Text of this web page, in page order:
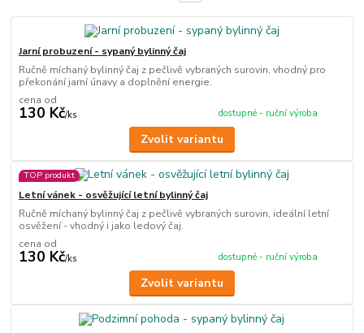
Jarní probuzení - sypaný bylinný čaj
Ručně míchaný bylinný čaj z pečlivě vybraných surovin, vhodný pro
překonání jarní únavy a doplnění energie.
cena od
130 Kč/ks dostupné - ruční výroba
Zvolit variantu
TOP produkt
Letní vánek - osvěžující letní bylinný čaj
Ručně míchaný bylinný čaj z pečlivě vybraných surovin, ideální letní
osvěžení - vhodný i jako ledový čaj.
cena od
130 Kč/ks dostupné - ruční výroba
Zvolit variantu